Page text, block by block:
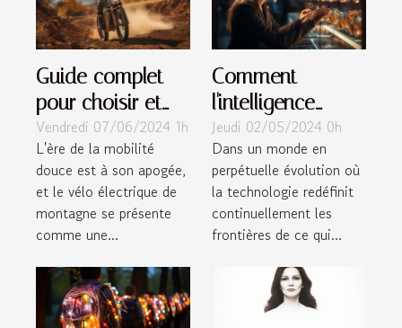
Guide complet
pour choisir et
profiter
pleinement des
vélos électriques
de montagne
Vendredi 07/06/2024 1h
L'ère de la mobilité
douce est à son apogée,
et le vélo électrique de
montagne se présente
comme une...
Comment
l'intelligence
artificielle change
le paysage de
l'emploi
Jeudi 02/05/2024 0h
Dans un monde en
perpétuelle évolution où
la technologie redéfinit
continuellement les
frontières de ce qui...